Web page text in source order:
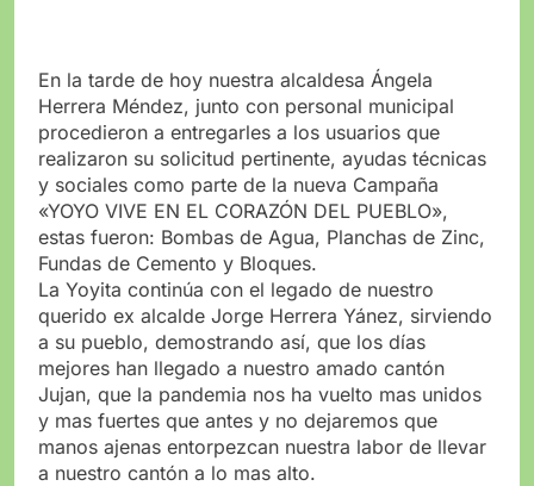
En la tarde de hoy nuestra alcaldesa Ángela
Herrera Méndez, junto con personal municipal
procedieron a entregarles a los usuarios que
realizaron su solicitud pertinente, ayudas técnicas
y sociales como parte de la nueva Campaña
«YOYO VIVE EN EL CORAZÓN DEL PUEBLO»,
estas fueron: Bombas de Agua, Planchas de Zinc,
Fundas de Cemento y Bloques.
La Yoyita continúa con el legado de nuestro
querido ex alcalde Jorge Herrera Yánez, sirviendo
a su pueblo, demostrando así, que los días
mejores han llegado a nuestro amado cantón
Jujan, que la pandemia nos ha vuelto mas unidos
y mas fuertes que antes y no dejaremos que
manos ajenas entorpezcan nuestra labor de llevar
a nuestro cantón a lo mas alto.